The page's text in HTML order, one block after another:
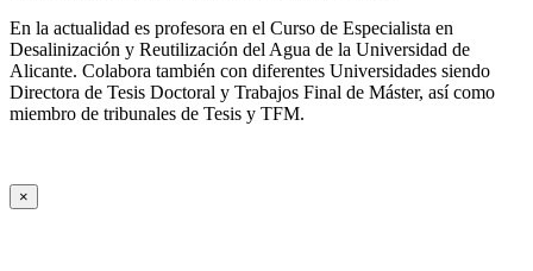
En la actualidad es profesora en el Curso de Especialista en
Desalinización y Reutilización del Agua de la Universidad de
Alicante. Colabora también con diferentes Universidades siendo
Directora de Tesis Doctoral y Trabajos Final de Máster, así como
miembro de tribunales de Tesis y TFM.
×